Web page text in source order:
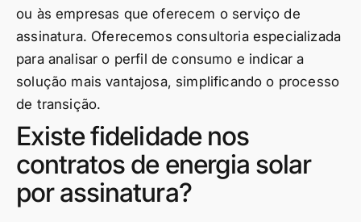
ou às empresas que oferecem o serviço de
assinatura. Oferecemos consultoria especializada
para analisar o perfil de consumo e indicar a
solução mais vantajosa, simplificando o processo
de transição.
Existe fidelidade nos
contratos de energia solar
por assinatura?